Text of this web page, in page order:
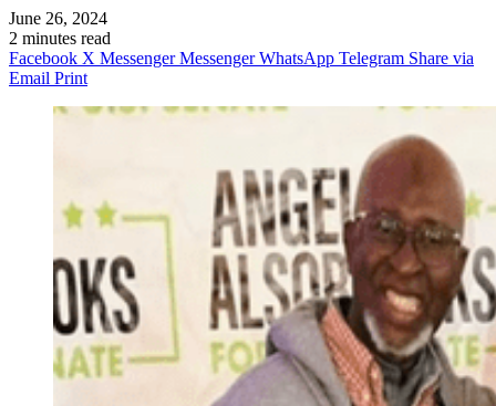
June 26, 2024
2 minutes read
Facebook X Messenger Messenger WhatsApp Telegram Share via
Email Print